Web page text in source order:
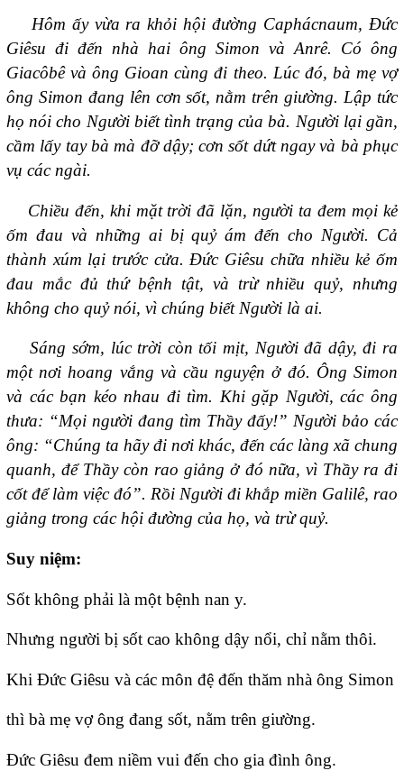
Hôm ấy vừa ra khỏi hội đường Caphácnaum, Ðức
Giêsu đi đến nhà hai ông Simon và Anrê. Có ông
Giacôbê và ông Gioan cùng đi theo. Lúc đó, bà mẹ vợ
ông Simon đang lên cơn sốt, nằm trên giường. Lập tức
họ nói cho Người biết tình trạng của bà. Người lại gần,
cầm lấy tay bà mà đỡ dậy; cơn sốt dứt ngay và bà phục
vụ các ngài.
Chiều đến, khi mặt trời đã lặn, người ta đem mọi kẻ
ốm đau và những ai bị quỷ ám đến cho Người. Cả
thành xúm lại trước cửa. Ðức Giêsu chữa nhiều kẻ ốm
đau mắc đủ thứ bệnh tật, và trừ nhiều quỷ, nhưng
không cho quỷ nói, vì chúng biết Người là ai.
Sáng sớm, lúc trời còn tối mịt, Người đã dậy, đi ra
một nơi hoang vắng và cầu nguyện ở đó. Ông Simon
và các bạn kéo nhau đi tìm. Khi gặp Người, các ông
thưa: “Mọi người đang tìm Thầy đấy!” Người bảo các
ông: “Chúng ta hãy đi nơi khác, đến các làng xã chung
quanh, để Thầy còn rao giảng ở đó nữa, vì Thầy ra đi
cốt để làm việc đó”. Rồi Người đi khắp miền Galilê, rao
giảng trong các hội đường của họ, và trừ quỷ.
Suy niệm:
Sốt không phải là một bệnh nan y.
Nhưng người bị sốt cao không dậy nổi, chỉ nằm thôi.
Khi Ðức Giêsu và các môn đệ đến thăm nhà ông Simon
thì bà mẹ vợ ông đang sốt, nằm trên giường.
Ðức Giêsu đem niềm vui đến cho gia đình ông.